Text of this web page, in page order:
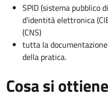
SPID (sistema pubblico
d’identità elettronica
(CNS)
tutta la
della pratica.
Cosa si ottiene